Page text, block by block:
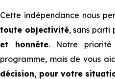
Cette indépendance nous
toute objectivité, sans parti
et honnête. Notre priorité
programme, mais de vous
décision, pour votre